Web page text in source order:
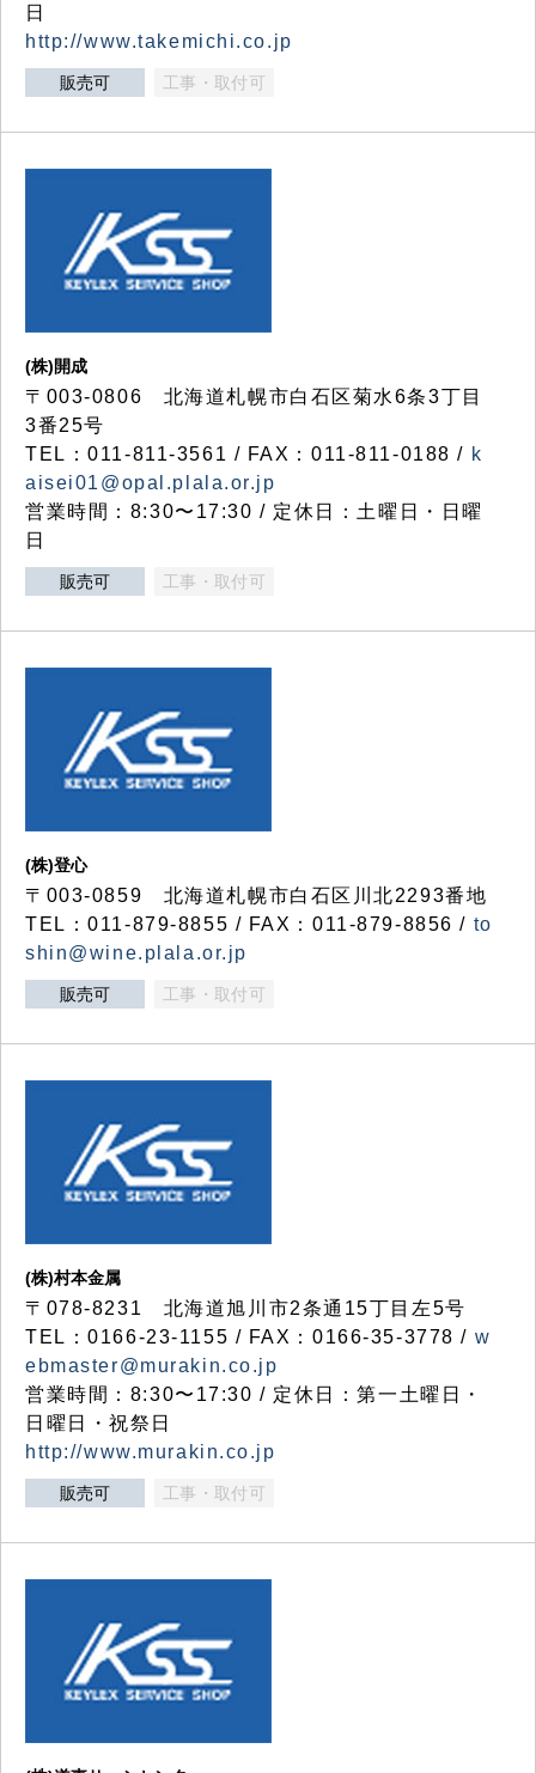
日
http://www.takemichi.co.jp
販売可 工事・取付可
(株)開成
〒003-0806 北海道札幌市白石区菊水6条3丁目
3番25号
TEL：011-811-3561 / FAX：011-811-0188 / k
aisei01@opal.plala.or.jp
営業時間：8:30〜17:30 / 定休日：土曜日・日曜
日
販売可 工事・取付可
(株)登心
〒003-0859 北海道札幌市白石区川北2293番地
TEL：011-879-8855 / FAX：011-879-8856 / to
shin@wine.plala.or.jp
販売可 工事・取付可
(株)村本金属
〒078-8231 北海道旭川市2条通15丁目左5号
TEL：0166-23-1155 / FAX：0166-35-3778 / w
ebmaster@murakin.co.jp
営業時間：8:30〜17:30 / 定休日：第一土曜日・
日曜日・祝祭日
http://www.murakin.co.jp
販売可 工事・取付可